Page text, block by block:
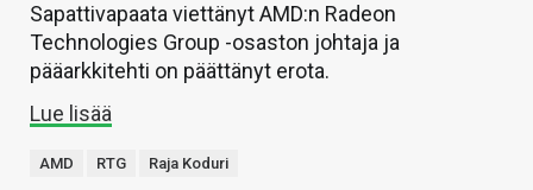
Sapattivapaata viettänyt AMD:n Radeon
Technologies Group -osaston johtaja ja
pääarkkitehti on päättänyt erota.
Lue lisää
AMD RTG Raja Koduri